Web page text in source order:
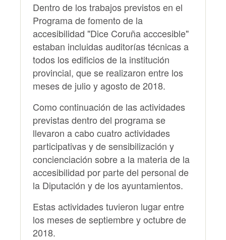
Dentro de los trabajos previstos en el
Programa de fomento de la
accesibilidad "Dice Coruña acccesible"
estaban incluidas auditorías técnicas a
todos los edificios de la institución
provincial, que se realizaron entre los
meses de julio y agosto de 2018.
Como continuación de las actividades
previstas dentro del programa se
llevaron a cabo cuatro actividades
participativas y de sensibilización y
concienciación sobre a la materia de la
accesibilidad por parte del personal de
la Diputación y de los ayuntamientos.
Estas actividades tuvieron lugar entre
los meses de septiembre y octubre de
2018.